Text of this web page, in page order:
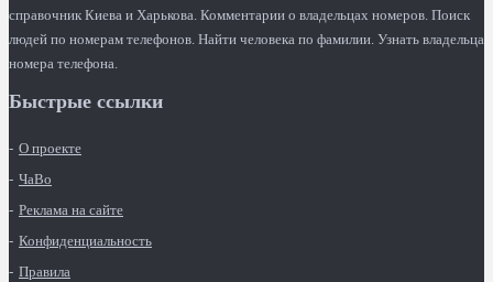
справочник Киева и Харькова. Комментарии о владельцах номеров. Поиск
людей по номерам телефонов. Найти человека по фамилии. Узнать владельца
номера телефона.
Быстрые ссылки
О проекте
ЧаВо
Реклама на сайте
Конфиденциальность
Правила